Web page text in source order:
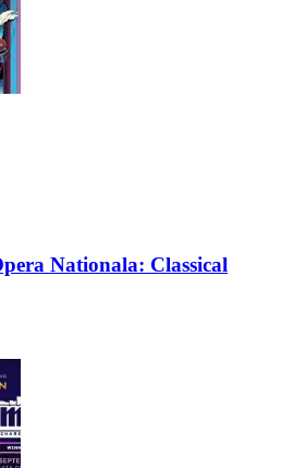
Nationala: Classical